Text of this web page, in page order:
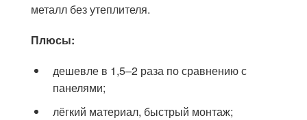
металл без утеплителя.
Плюсы:
дешевле в 1,5–2 раза по сравнению с
панелями;
лёгкий материал, быстрый монтаж;